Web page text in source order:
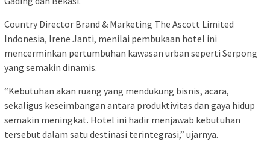
Country Director Brand & Marketing The Ascott Limited
Indonesia, Irene Janti, menilai pembukaan hotel ini
mencerminkan pertumbuhan kawasan urban seperti Serpong
yang semakin dinamis.
“Kebutuhan akan ruang yang mendukung bisnis, acara,
sekaligus keseimbangan antara produktivitas dan gaya hidup
semakin meningkat. Hotel ini hadir menjawab kebutuhan
tersebut dalam satu destinasi terintegrasi,” ujarnya.